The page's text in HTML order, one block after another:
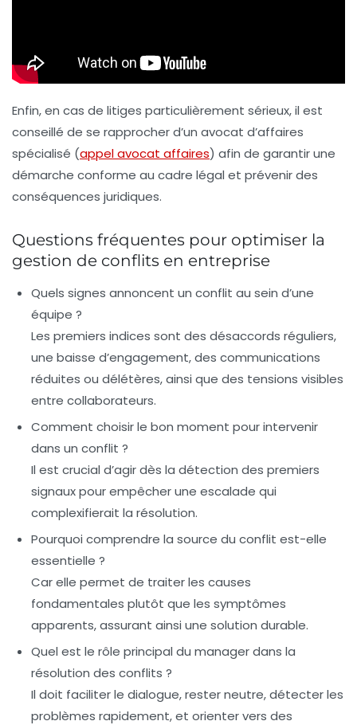
Enfin, en cas de litiges particulièrement sérieux, il est
conseillé de se rapprocher d’un avocat d’affaires
spécialisé (appel avocat affaires) afin de garantir une
démarche conforme au cadre légal et prévenir des
conséquences juridiques.
Questions fréquentes pour optimiser la
gestion de conflits en entreprise
Quels signes annoncent un conflit au sein d’une
équipe ?
Les premiers indices sont des désaccords réguliers,
une baisse d’engagement, des communications
réduites ou délétères, ainsi que des tensions visibles
entre collaborateurs.
Comment choisir le bon moment pour intervenir
dans un conflit ?
Il est crucial d’agir dès la détection des premiers
signaux pour empêcher une escalade qui
complexifierait la résolution.
Pourquoi comprendre la source du conflit est-elle
essentielle ?
Car elle permet de traiter les causes
fondamentales plutôt que les symptômes
apparents, assurant ainsi une solution durable.
Quel est le rôle principal du manager dans la
résolution des conflits ?
Il doit faciliter le dialogue, rester neutre, détecter les
problèmes rapidement, et orienter vers des